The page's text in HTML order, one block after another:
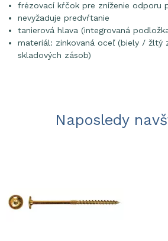
frézovací kŕčok pre zníženie odporu
nevyžaduje predvŕtanie
tanierová hlava (integrovaná
materiál: zinkovaná oceľ (biely / žltý
skladových zásob)
Naposledy